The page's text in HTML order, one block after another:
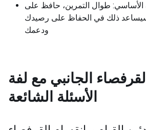
طوال التمرين، حافظ على
ذلك في الحفاظ على رصيدك
ودعمك
الجانبي مع لفة
الأسئلة الشائعة